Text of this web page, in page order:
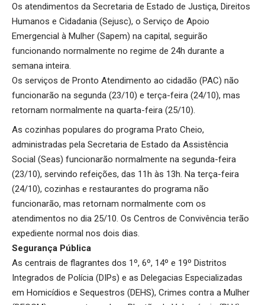
Os atendimentos da Secretaria de Estado de Justiça, Direitos
Humanos e Cidadania (Sejusc), o Serviço de Apoio
Emergencial à Mulher (Sapem) na capital, seguirão
funcionando normalmente no regime de 24h durante a
semana inteira.
Os serviços de Pronto Atendimento ao cidadão (PAC) não
funcionarão na segunda (23/10) e terça-feira (24/10), mas
retornam normalmente na quarta-feira (25/10).
As cozinhas populares do programa Prato Cheio,
administradas pela Secretaria de Estado da Assistência
Social (Seas) funcionarão normalmente na segunda-feira
(23/10), servindo refeições, das 11h às 13h. Na terça-feira
(24/10), cozinhas e restaurantes do programa não
funcionarão, mas retornam normalmente com os
atendimentos no dia 25/10. Os Centros de Convivência terão
expediente normal nos dois dias.
Segurança Pública
As centrais de flagrantes dos 1º, 6º, 14º e 19º Distritos
Integrados de Polícia (DIPs) e as Delegacias Especializadas
em Homicídios e Sequestros (DEHS), Crimes contra a Mulher